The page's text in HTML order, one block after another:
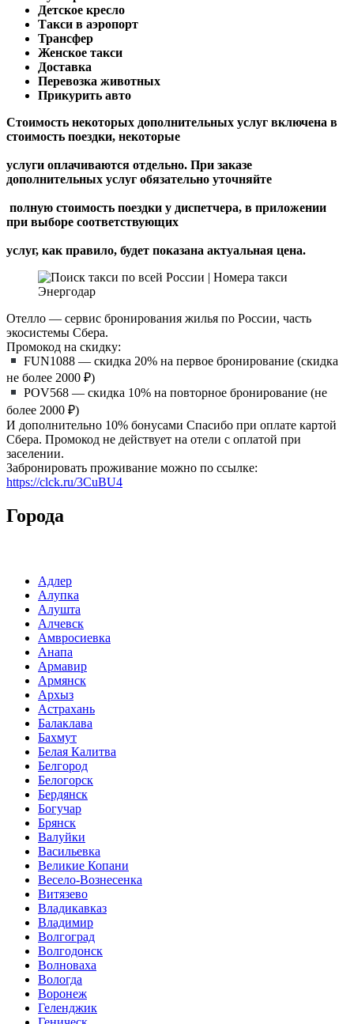
Детское кресло
Такси в аэропорт
Трансфер
Женское такси
Доставка
Перевозка животных
Прикурить авто
Стоимость некоторых дополнительных услуг включена в
стоимость поездки, некоторые
услуги оплачиваются отдельно. При заказе
дополнительных услуг обязательно уточняйте
полную стоимость поездки у диспетчера, в приложении
при выборе соответствующих
услуг, как правило, будет показана актуальная цена.
Отелло — сервис бронирования жилья по России, часть
экосистемы Сбера.
Промокод на скидку:
FUN1088 — скидка 20% на первое бронирование (скидка
не более 2000 ₽)
POV568 — скидка 10% на повторное бронирование (не
более 2000 ₽)
И дополнительно 10% бонусами Спасибо при оплате картой
Сбера. Промокод не действует на отели с оплатой при
заселении.
Забронировать проживание можно по ссылке:
https://clck.ru/3CuBU4
Города
Адлер
Алупка
Алушта
Алчевск
Амвросиевка
Анапа
Армавир
Армянск
Архыз
Астрахань
Балаклава
Бахмут
Белая Калитва
Белгород
Белогорск
Бердянск
Богучар
Брянск
Валуйки
Васильевка
Великие Копани
Весело-Вознесенка
Витязево
Владикавказ
Владимир
Волгоград
Волгодонск
Волноваха
Вологда
Воронеж
Геленджик